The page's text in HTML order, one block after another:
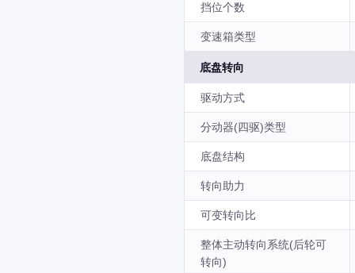
挡位个数
变速箱类型
底盘转向
驱动方式
分动器(四驱)类型
底盘结构
转向助力
可变转向比
整体主动转向系统(后轮可
转向)